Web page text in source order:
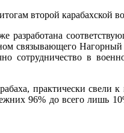
второй карабахской
связывающего
сотрудничество в
практически свели
96% до всего лишь